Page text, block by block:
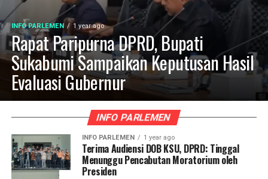
INFO PARLEMEN 1 year ago
Rapat Paripurna DPRD, Bupati
Sukabumi Sampaikan Keputusan Hasil
Evaluasi Gubernur
INFO PARLEMEN
INFO PARLEMEN 1 year ago
Terima Audiensi DOB KSU, DPRD: Tinggal
Menunggu Pencabutan Moratorium oleh
Presiden